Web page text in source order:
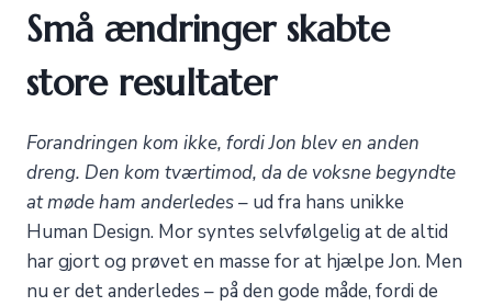
Små ændringer skabte
store resultater
Forandringen kom ikke, fordi Jon blev en anden
dreng. Den kom tværtimod, da de voksne begyndte
at møde ham anderledes– ud fra hans unikke
Human Design. Mor syntes selvfølgelig at de altid
har gjort og prøvet en masse for at hjælpe Jon. Men
nu er det anderledes – på den gode måde, fordi de